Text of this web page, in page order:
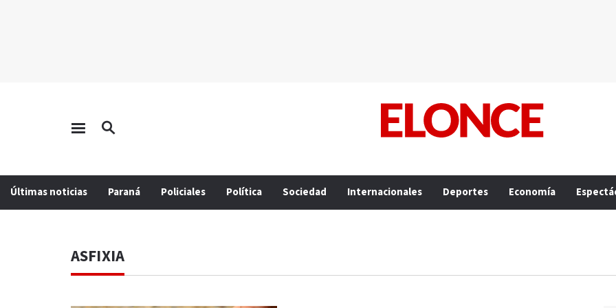
Últimas noticias Paraná Policiales Política Sociedad Internacionales Deportes Economía
ASFIXIA